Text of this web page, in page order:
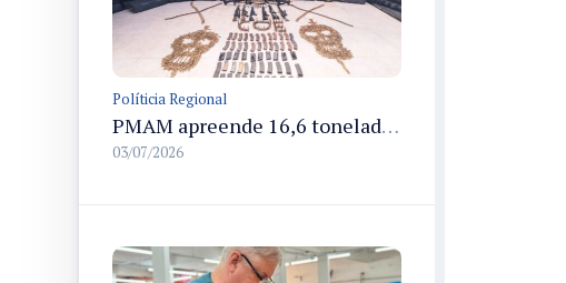
Políticia Regional
PMAM apreende 16,6 toneladas de entorpecentes e registra aumento nas prisões em flagrante e nas capturas de foragidos no primeiro semestre de 2026
03/07/2026